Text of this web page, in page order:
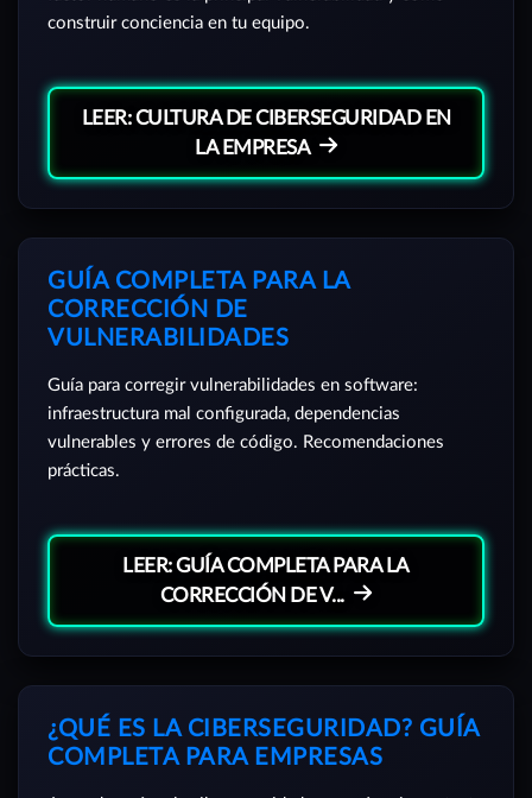
construir conciencia en tu equipo.
LEER: CULTURA DE CIBERSEGURIDAD EN
LA EMPRESA
GUÍA COMPLETA PARA LA
CORRECCIÓN DE
VULNERABILIDADES
Guía para corregir vulnerabilidades en software:
infraestructura mal configurada, dependencias
vulnerables y errores de código. Recomendaciones
prácticas.
LEER: GUÍA COMPLETA PARA LA
CORRECCIÓN DE V...
¿QUÉ ES LA CIBERSEGURIDAD? GUÍA
COMPLETA PARA EMPRESAS